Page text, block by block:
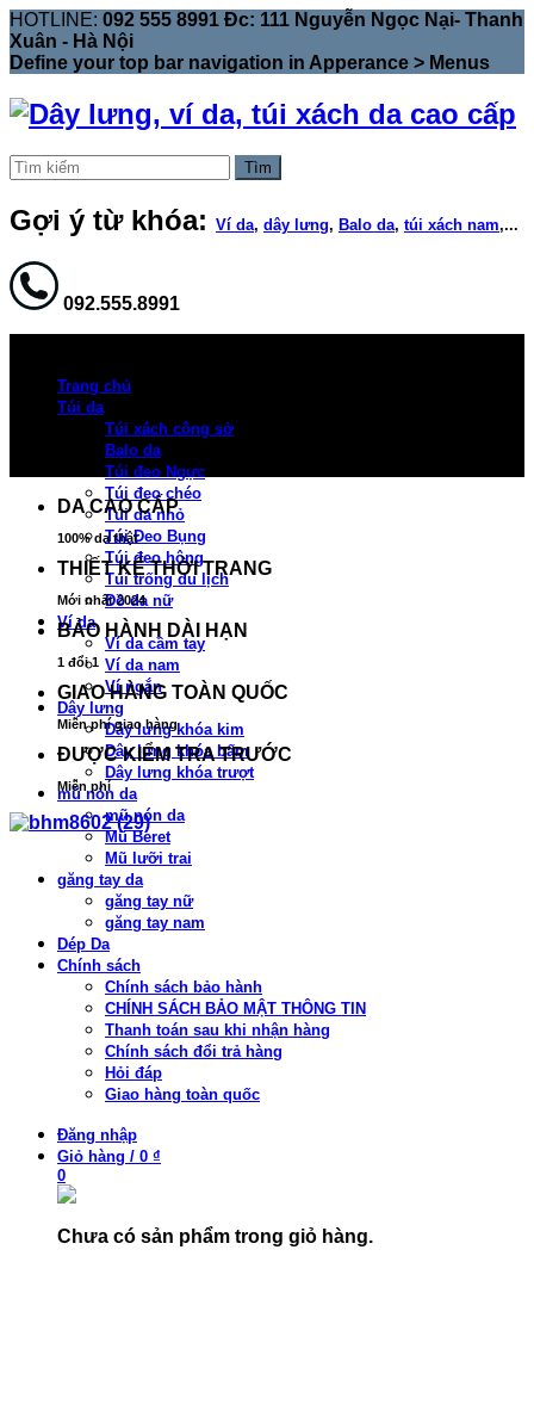
HOTLINE: 092 555 8991 Đc: 111 Nguyễn Ngọc Nại- Thanh
Xuân - Hà Nội
Define your top bar navigation in Apperance > Menus
Tìm
Gợi ý từ khóa: Ví da, dây lưng, Balo da, túi xách nam,...
092.555.8991
Trang chủ
Túi da
Túi xách công sở
Balo da
Túi đeo Ngực
Túi đeo chéo
Túi da nhỏ
Túi Đeo Bụng
Túi đeo hông
Túi trống du lịch
Đồ da nữ
Ví da
Ví da cầm tay
Ví da nam
Ví ngắn
Dây lưng
Dây lưng khóa kim
Dây lưng khóa bấm
Dây lưng khóa trượt
mũ nón da
mũ nón da
Mũ Beret
Mũ lưỡi trai
găng tay da
găng tay nữ
găng tay nam
Dép Da
Chính sách
Chính sách bảo hành
CHÍNH SÁCH BẢO MẬT THÔNG TIN
Thanh toán sau khi nhận hàng
Chính sách đổi trả hàng
Hỏi đáp
Giao hàng toàn quốc
Đăng nhập
Giỏ hàng / 0 ₫
0
Chưa có sản phẩm trong giỏ hàng.
DA CAO CẤP
100% da thật
THIẾT KẾ THỜI TRANG
Mới nhất 2024
BẢO HÀNH DÀI HẠN
1 đổi 1
GIAO HÀNG TOÀN QUỐC
Miễn phí giao hàng
ĐƯỢC KIỂM TRA TRƯỚC
Miễn phí